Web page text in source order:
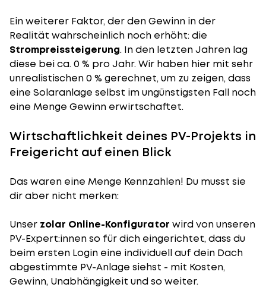
Ein weiterer Faktor, der den Gewinn in der
Realität wahrscheinlich noch erhöht: die
Strompreissteigerung. In den letzten Jahren lag
diese bei ca. 0 % pro Jahr. Wir haben hier mit sehr
unrealistischen 0 % gerechnet, um zu zeigen, dass
eine Solaranlage selbst im ungünstigsten Fall noch
eine Menge Gewinn erwirtschaftet.
Wirtschaftlichkeit deines PV-Projekts in
Freigericht auf einen Blick
Das waren eine Menge Kennzahlen! Du musst sie
dir aber nicht merken:
Unser zolar Online-Konfigurator wird von unseren
PV-Expert:innen so für dich eingerichtet, dass du
beim ersten Login eine individuell auf dein Dach
abgestimmte PV-Anlage siehst - mit Kosten,
Gewinn, Unabhängigkeit und so weiter.